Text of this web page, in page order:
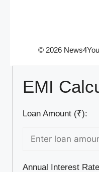
© 2026 News4You
EMI
Loan Amount (₹):
Annual Interest